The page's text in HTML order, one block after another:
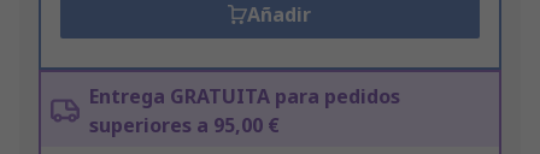
Añadir
Entrega GRATUITA para pedidos
superiores a 95,00 €